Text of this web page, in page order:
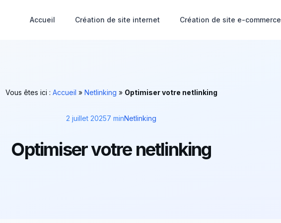
Accueil Création de site internet Création de site e-commerce
Vous êtes ici : Accueil » Netlinking » Optimiser votre netlinking
2 juillet 20257 minNetlinking
Optimiser votre netlinking